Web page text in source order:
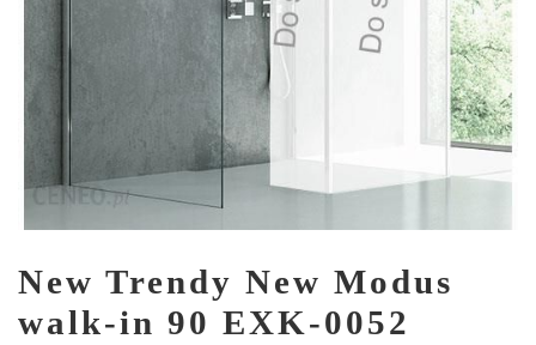
New Trendy New Modus
walk-in 90 EXK-0052